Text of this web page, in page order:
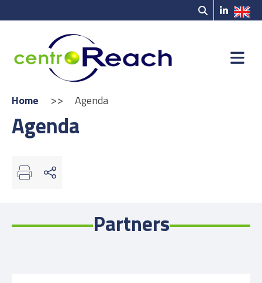
Home >> Agenda
Agenda
Partners